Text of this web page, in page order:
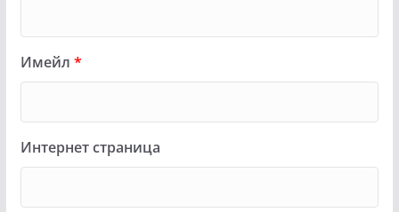
Имейл *
Интернет страница